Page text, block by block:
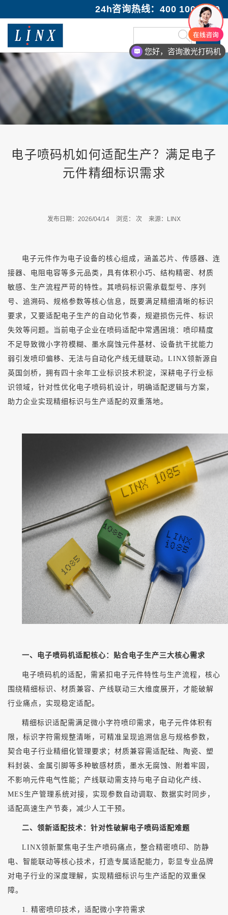
24h咨询热线：400 100 1089
电子喷码机如何适配生产？满足电子
元件精细标识需求
发布日期：2026/04/14 浏览： 次 来源：LINX
电子元件作为电子设备的核心组成，涵盖芯片、传感器、连
接器、电阻电容等多元品类，具有体积小巧、结构精密、材质
敏感、生产流程严苛的特性。其喷码标识需承载型号、序列
号、追溯码、规格参数等核心信息，既要满足精细清晰的标识
要求，又要适配电子生产的自动化节奏，规避损伤元件、标识
失效等问题。当前电子企业在喷码适配中常遇困境：喷印精度
不足导致微小字符模糊、墨水腐蚀元件基材、设备抗干扰能力
弱引发喷印偏移、无法与自动化产线无缝联动。 LINX领新源自
英国剑桥，拥有四十余年工业标识技术积淀，深耕电子行业标
识领域，针对性优化电子喷码机设计，明确适配逻辑与方案，
助力企业实现精细标识与生产适配的双重落地。
一、电子喷码机适配核心：贴合电子生产三大核心需求
电子喷码机的适配，需紧扣电子元件特性与生产流程，核心
围绕精细标识、材质兼容、产线联动三大维度展开，才能破解
行业痛点，实现稳定适配。
精细标识适配需满足微小字符喷印需求，电子元件体积有
限，标识字符需规整清晰，可精准呈现追溯信息与规格参数，
契合电子行业精细化管理要求；材质兼容需适配硅、陶瓷、塑
料封装、金属引脚等多种敏感材质，墨水无腐蚀、附着牢固，
不影响元件电气性能；产线联动需支持与电子自动化产线、
MES生产管理系统对接，实现参数自动调取、数据实时同步，
适配高速生产节奏，减少人工干预。
二、领新适配技术：针对性破解电子喷码适配难题
LINX领新聚焦电子生产喷码痛点，整合精密喷印、防静
电、智能联动等核心技术，打造专属适配能力，彰显专业品牌
对电子行业的深度理解，实现精细标识与生产适配的双重保
障。
1. 精密喷印技术，适配微小字符需求
您好，咨询激光打码机